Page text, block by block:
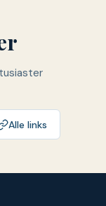
Alle links